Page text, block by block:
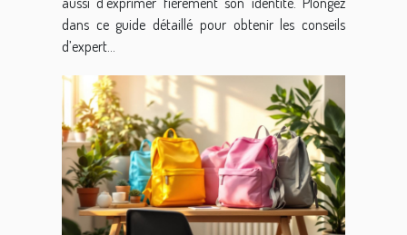
dans ce guide détaillé pour obtenir les conseils
d’expert...